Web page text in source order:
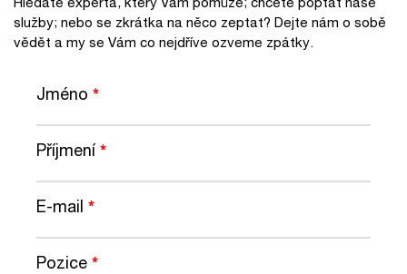
služby; nebo se zkrátka na něco zeptat? Dejte nám o sobě
vědět a my se Vám co nejdříve ozveme zpátky.
Jméno *
Příjmení*
E-mail *
Pozice *